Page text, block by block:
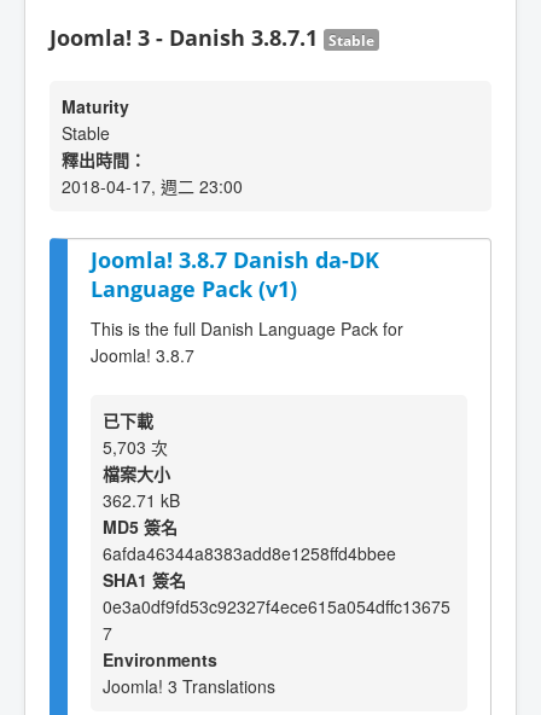
Joomla! 3 - Danish 3.8.7.1 Stable
Maturity
Stable
釋出時間：
2018-04-17, 週二 23:00
Joomla! 3.8.7 Danish da-DK
Language Pack (v1)
This is the full Danish Language Pack for
Joomla! 3.8.7
已下載
5,703 次
檔案大小
362.71 kB
MD5 簽名
6afda46344a8383add8e1258ffd4bbee
SHA1 簽名
0e3a0df9fd53c92327f4ece615a054dffc13675
7
Environments
Joomla! 3 Translations